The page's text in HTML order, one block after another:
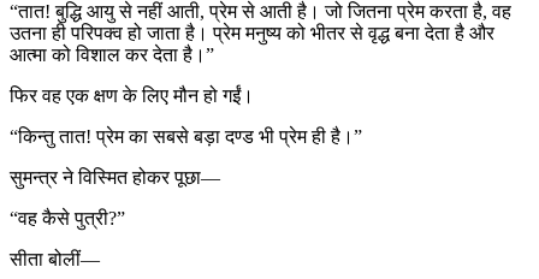
“तात! बुद्धि आयु से नहीं आती, प्रेम से आती है। जो जितना प्रेम करता है, वह
उतना ही परिपक्व हो जाता है। प्रेम मनुष्य को भीतर से वृद्ध बना देता है और
आत्मा को विशाल कर देता है।”
फिर वह एक क्षण के लिए मौन हो गईं।
“किन्तु तात! प्रेम का सबसे बड़ा दण्ड भी प्रेम ही है।”
सुमन्त्र ने विस्मित होकर पूछा—
“वह कैसे पुत्री?”
सीता बोलीं—